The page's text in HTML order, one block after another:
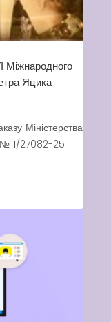
Міжнародного
Яцика
Міністерства
№ 1/27082-25